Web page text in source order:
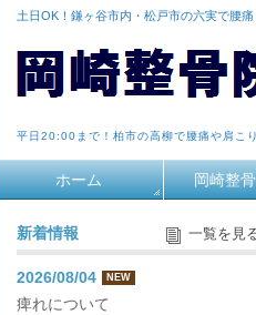
土日OK！鎌ヶ谷市内・松戸市の六実で腰
平日20:00まで！柏市の高柳で腰痛や肩こ
ホーム 岡崎整
新着情報 一覧を見
2026/08/04 NEW
痺れについて